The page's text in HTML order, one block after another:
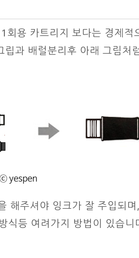
용 카트리지 보다는 경제적
과 배럴분리후 아래 그림처
해주셔야 잉크가 잘 주입되
식등 여려가지 방법이 있습